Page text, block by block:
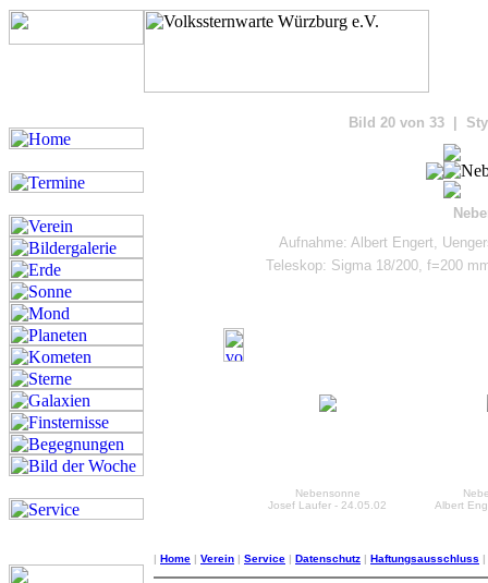
Bild 20 von 33 |
Aufnahme: Albert Engert,
Teleskop: Sigma 18/200, f=200
Nebensonne
Josef Laufer - 24.05.02
Albert
| Home | Verein | Service | Datenschutz | Haftungsausschluss |